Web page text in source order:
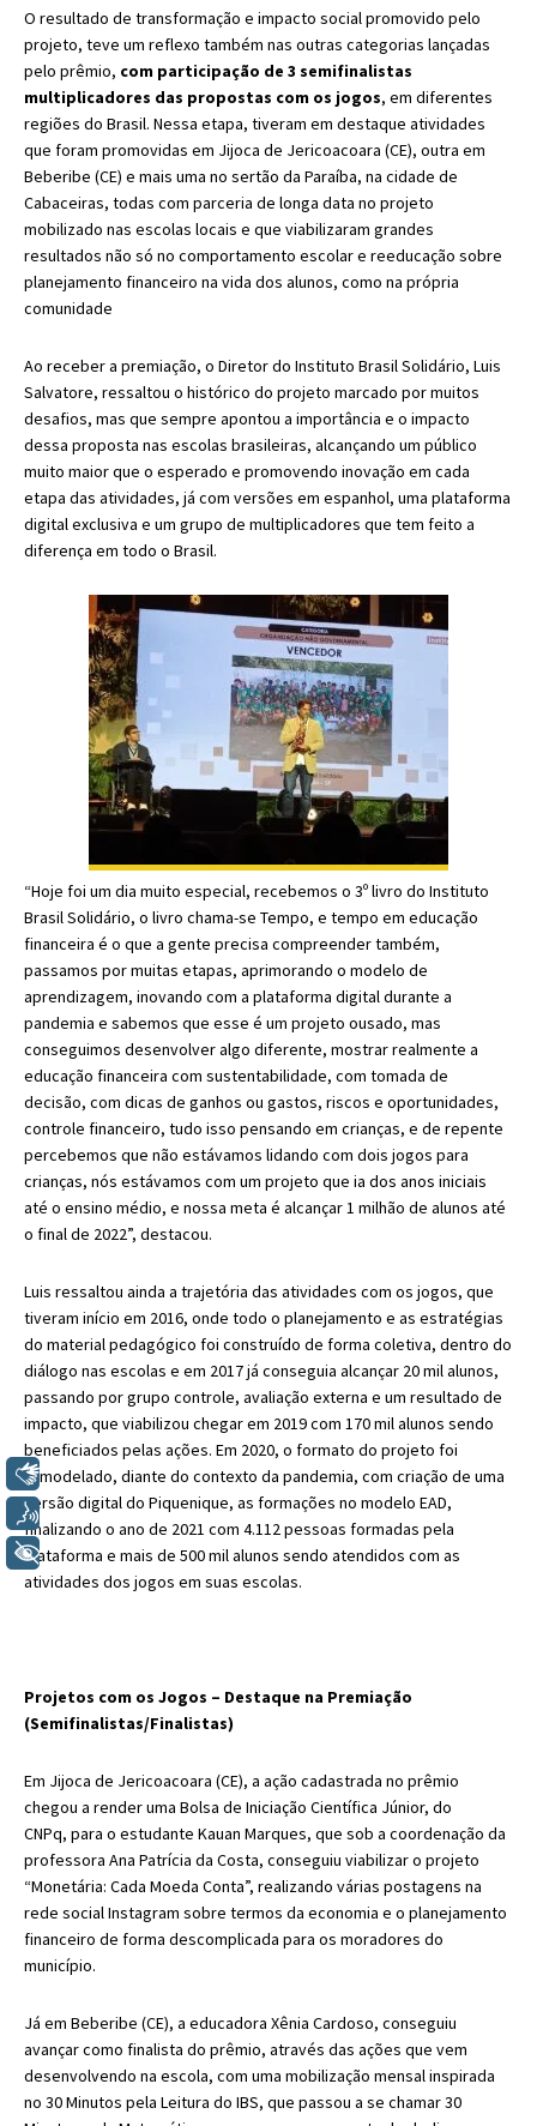
O resultado de transformação e impacto social promovido pelo
projeto, teve um reflexo também nas outras categorias lançadas
pelo prêmio, com participação de 3 semifinalistas
multiplicadores das propostas com os jogos, em diferentes
regiões do Brasil. Nessa etapa, tiveram em destaque atividades
que foram promovidas em Jijoca de Jericoacoara (CE), outra em
Beberibe (CE) e mais uma no sertão da Paraíba, na cidade de
Cabaceiras, todas com parceria de longa data no projeto
mobilizado nas escolas locais e que viabilizaram grandes
resultados não só no comportamento escolar e reeducação sobre
planejamento financeiro na vida dos alunos, como na própria
comunidade
Ao receber a premiação, o Diretor do Instituto Brasil Solidário, Luis
Salvatore, ressaltou o histórico do projeto marcado por muitos
desafios, mas que sempre apontou a importância e o impacto
dessa proposta nas escolas brasileiras, alcançando um público
muito maior que o esperado e promovendo inovação em cada
etapa das atividades, já com versões em espanhol, uma plataforma
digital exclusiva e um grupo de multiplicadores que tem feito a
diferença em todo o Brasil.
“Hoje foi um dia muito especial, recebemos o 3º livro do Instituto
Brasil Solidário, o livro chama-se Tempo, e tempo em educação
financeira é o que a gente precisa compreender também,
passamos por muitas etapas, aprimorando o modelo de
aprendizagem, inovando com a plataforma digital durante a
pandemia e sabemos que esse é um projeto ousado, mas
conseguimos desenvolver algo diferente, mostrar realmente a
educação financeira com sustentabilidade, com tomada de
decisão, com dicas de ganhos ou gastos, riscos e oportunidades,
controle financeiro, tudo isso pensando em crianças, e de repente
percebemos que não estávamos lidando com dois jogos para
crianças, nós estávamos com um projeto que ia dos anos iniciais
até o ensino médio, e nossa meta é alcançar 1 milhão de alunos até
o final de 2022”, destacou.
Luis ressaltou ainda a trajetória das atividades com os jogos, que
tiveram início em 2016, onde todo o planejamento e as estratégias
do material pedagógico foi construído de forma coletiva, dentro do
diálogo nas escolas e em 2017 já conseguia alcançar 20 mil alunos,
passando por grupo controle, avaliação externa e um resultado de
impacto, que viabilizou chegar em 2019 com 170 mil alunos sendo
beneficiados pelas ações. Em 2020, o formato do projeto foi
remodelado, diante do contexto da pandemia, com criação de uma
versão digital do Piquenique, as formações no modelo EAD,
finalizando o ano de 2021 com 4.112 pessoas formadas pela
plataforma e mais de 500 mil alunos sendo atendidos com as
atividades dos jogos em suas escolas.
Projetos com os Jogos – Destaque na Premiação
(Semifinalistas/Finalistas)
Em Jijoca de Jericoacoara (CE), a ação cadastrada no prêmio
chegou a render uma Bolsa de Iniciação Científica Júnior, do
CNPq, para o estudante Kauan Marques, que sob a coordenação da
professora Ana Patrícia da Costa, conseguiu viabilizar o projeto
“Monetária: Cada Moeda Conta”, realizando várias postagens na
rede social Instagram sobre termos da economia e o planejamento
financeiro de forma descomplicada para os moradores do
município.
Já em Beberibe (CE), a educadora Xênia Cardoso, conseguiu
avançar como finalista do prêmio, através das ações que vem
desenvolvendo na escola, com uma mobilização mensal inspirada
no 30 Minutos pela Leitura do IBS, que passou a se chamar 30
Libras
Voz
+ Acessibilidade